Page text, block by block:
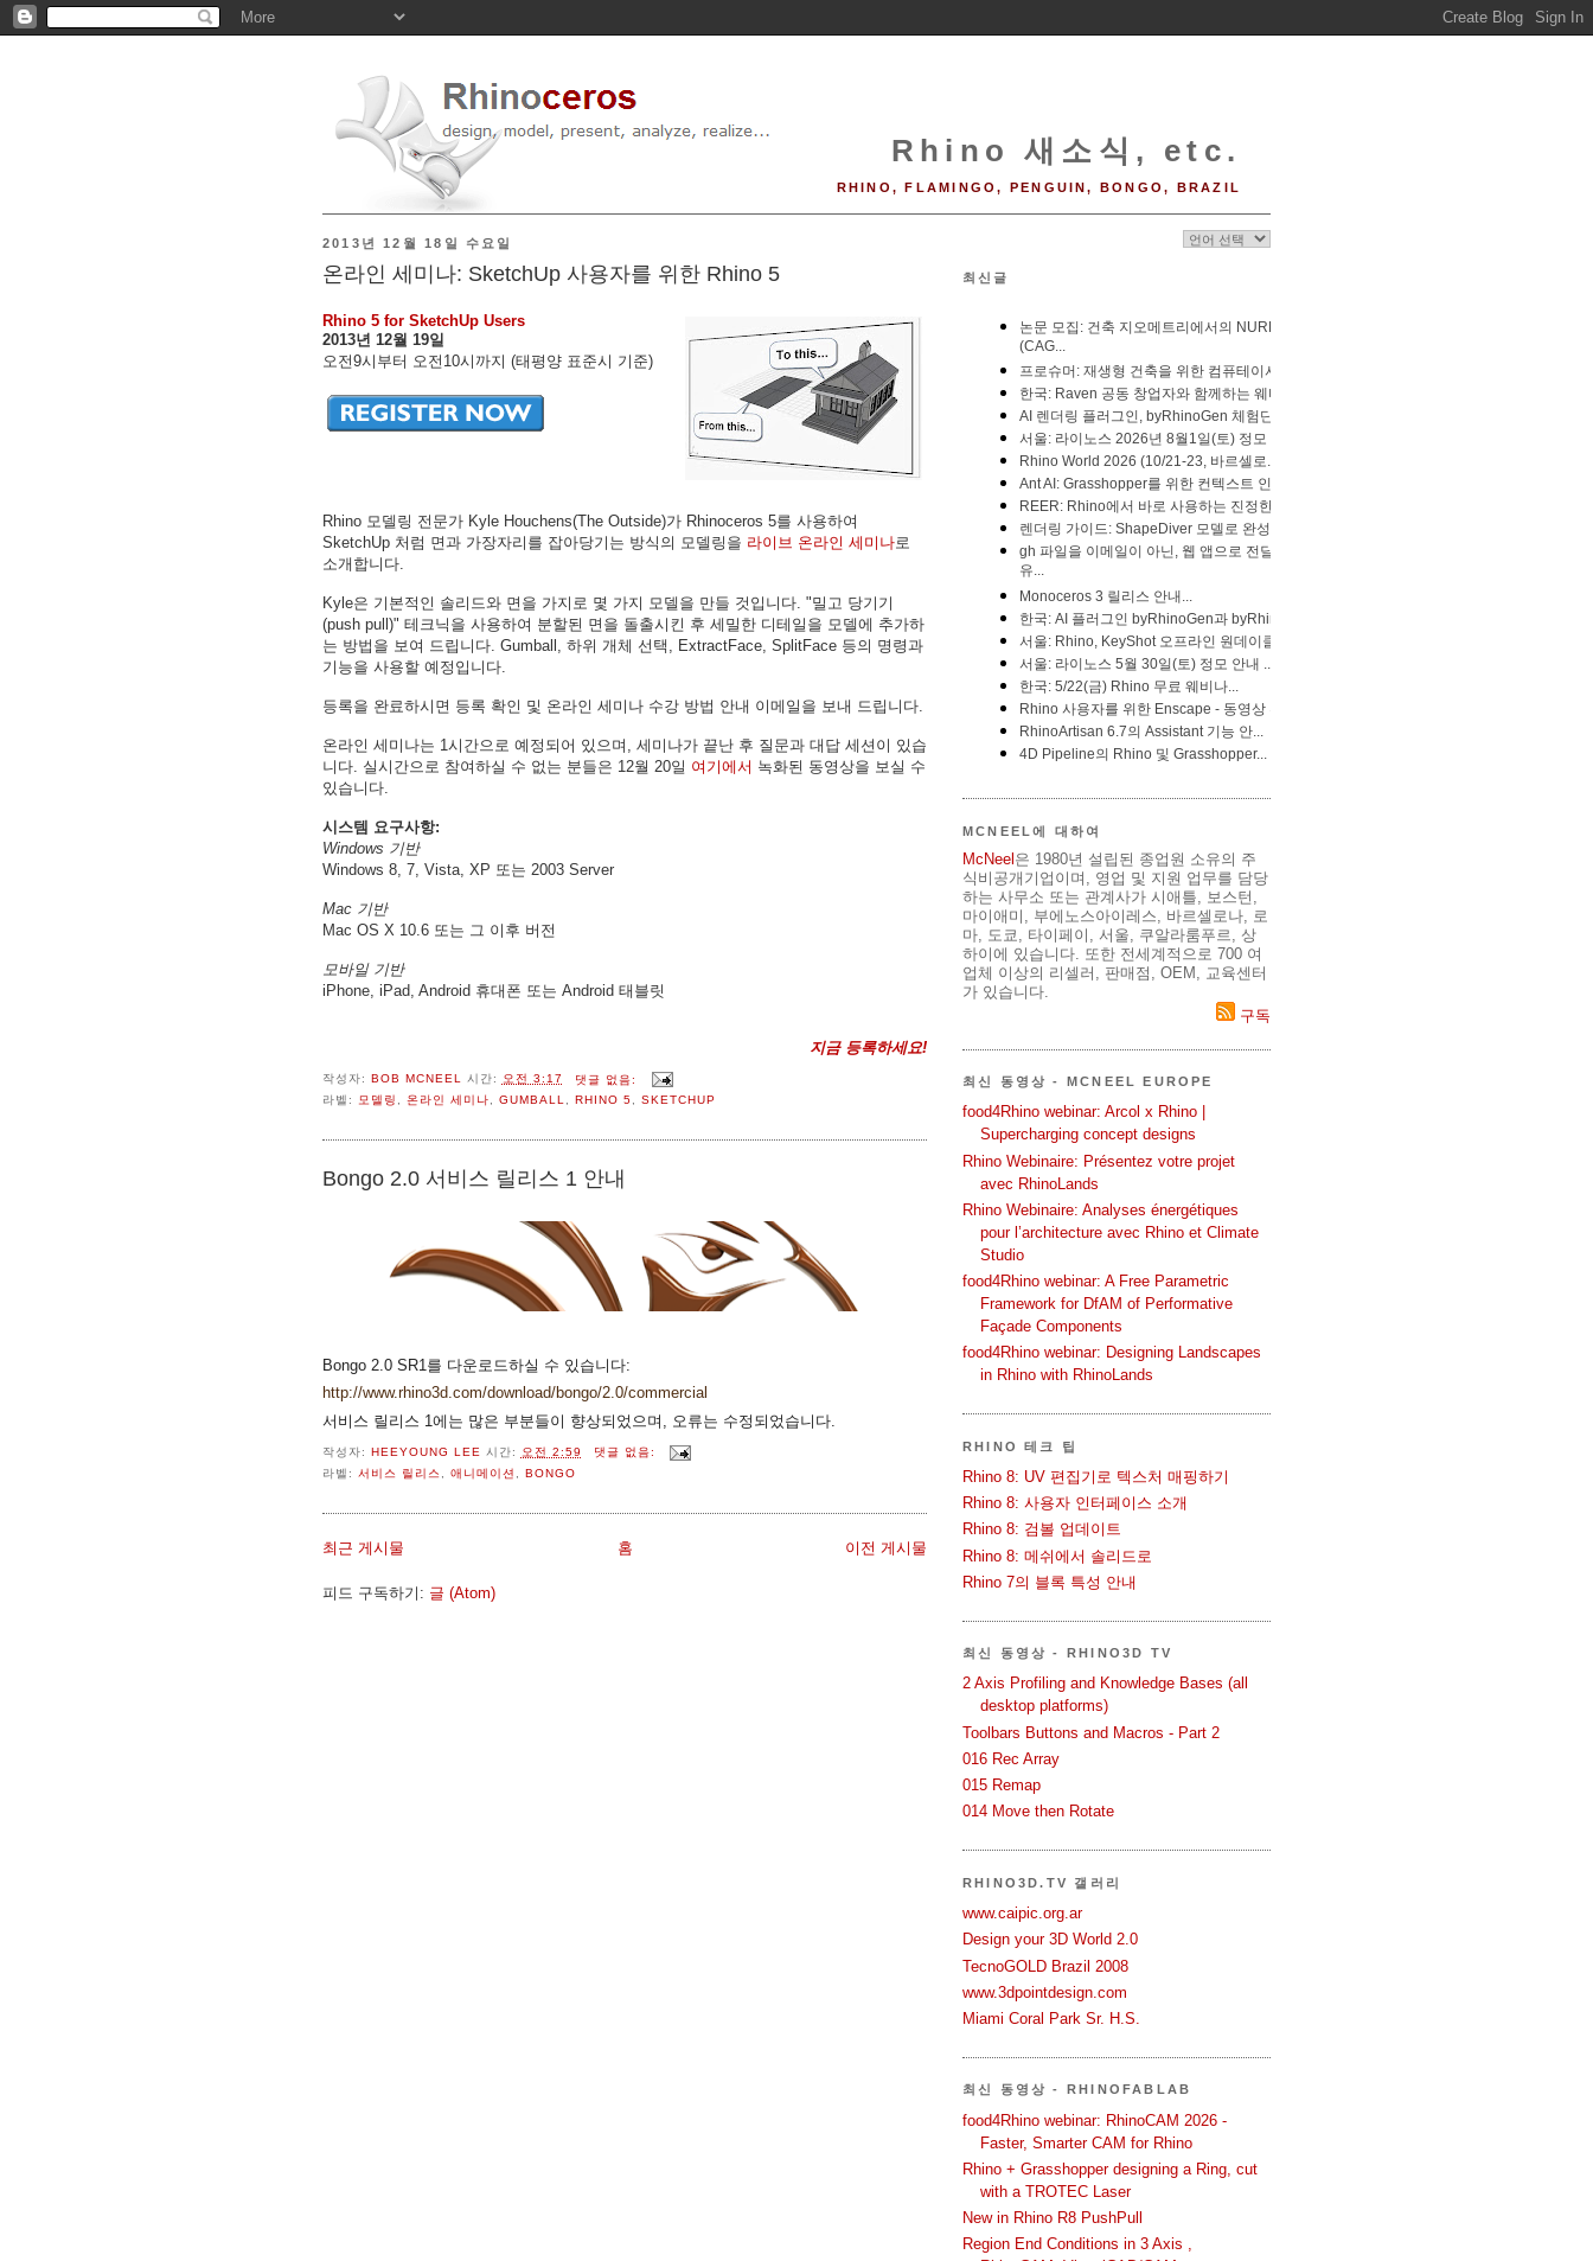
Rhino 새소식, etc.
RHINO, FLAMINGO, PENGUIN, BONGO, BRAZIL
2013년 12월 18일 수요일
온라인 세미나: SketchUp 사용자를 위한 Rhino 5
Rhino 5 for SketchUp Users
2013년 12월 19일
오전9시부터 오전10시까지 (태평양 표준시 기준)
Rhino 모델링 전문가 Kyle Houchens(The Outside)가 Rhinoceros 5를 사용하여
SketchUp 처럼 면과 가장자리를 잡아당기는 방식의 모델링을 라이브 온라인 세미나로
소개합니다.
Kyle은 기본적인 솔리드와 면을 가지로 몇 가지 모델을 만들 것입니다. "밀고 당기기
(push pull)" 테크닉을 사용하여 분할된 면을 돌출시킨 후 세밀한 디테일을 모델에 추가하
는 방법을 보여 드립니다. Gumball, 하위 개체 선택, ExtractFace, SplitFace 등의 명령과
기능을 사용할 예정입니다.
등록을 완료하시면 등록 확인 및 온라인 세미나 수강 방법 안내 이메일을 보내 드립니다.
온라인 세미나는 1시간으로 예정되어 있으며, 세미나가 끝난 후 질문과 대답 세션이 있습
니다. 실시간으로 참여하실 수 없는 분들은 12월 20일 여기에서 녹화된 동영상을 보실 수
있습니다.
시스템 요구사항:
Windows 기반
Windows 8, 7, Vista, XP 또는 2003 Server
Mac 기반
Mac OS X 10.6 또는 그 이후 버전
모바일 기반
iPhone, iPad, Android 휴대폰 또는 Android 태블릿
지금 등록하세요!
작성자: BOB MCNEEL 시간: 오전 3:17
댓글 없음:
라벨: 모델링 , 온라인 세미나, GUMBALL, RHINO 5, SKETCHUP
Bongo 2.0 서비스 릴리스 1 안내
Bongo 2.0 SR1를 다운로드하실 수 있습니다:
http://www.rhino3d.com/download/bongo/2.0/commercial
서비스 릴리스 1에는 많은 부분들이 향상되었으며, 오류는 수정되었습니다.
작성자: HEEYOUNG LEE 시간: 오전 2:59
댓글 없음:
라벨: 서비스 릴리스, 애니메이션 , BONGO
최근 게시물 이전 게시물
홈
피드 구독하기: 글 (Atom)
최신글
MCNEEL에 대하여
McNeel 은 1980년 설립된 종업원 소유의 주
식비공개기업이며, 영업 및 지원 업무를 담당
하는 사무소 또는 관계사가 시애틀, 보스턴,
마이애미, 부에노스아이레스, 바르셀로나, 로
마, 도쿄, 타이페이, 서울, 쿠알라룸푸르, 상
하이에 있습니다. 또한 전세계적으로 700 여
업체 이상의 리셀러, 판매점, OEM, 교육센터
가 있습니다.
구독
최신 동영상 - MCNEEL EUROPE
food4Rhino webinar: Arcol x Rhino |
Supercharging concept designs
Rhino Webinaire: Présentez votre projet
avec RhinoLands
Rhino Webinaire: Analyses énergétiques
pour l’architecture avec Rhino et Climate
Studio
food4Rhino webinar: A Free Parametric
Framework for DfAM of Performative
Façade Components
food4Rhino webinar: Designing Landscapes
in Rhino with RhinoLands
RHINO 테크 팁
Rhino 8: UV 편집기로 텍스처 매핑하기
Rhino 8: 사용자 인터페이스 소개
Rhino 8: 검볼 업데이트
Rhino 8: 메쉬에서 솔리드로
Rhino 7의 블록 특성 안내
최신 동영상 - RHINO3D TV
2 Axis Profiling and Knowledge Bases (all
desktop platforms)
Toolbars Buttons and Macros - Part 2
016 Rec Array
015 Remap
014 Move then Rotate
RHINO3D.TV 갤러리
www.caipic.org.ar
Design your 3D World 2.0
TecnoGOLD Brazil 2008
www.3dpointdesign.com
Miami Coral Park Sr. H.S.
최신 동영상 - RHINOFABLAB
food4Rhino webinar: RhinoCAM 2026 -
Faster, Smarter CAM for Rhino
Rhino + Grasshopper designing a Ring, cut
with a TROTEC Laser
New in Rhino R8 PushPull
Region End Conditions in 3 Axis ,